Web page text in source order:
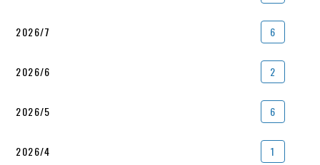
2026/7 6
2026/6 2
2026/5 6
2026/4 1